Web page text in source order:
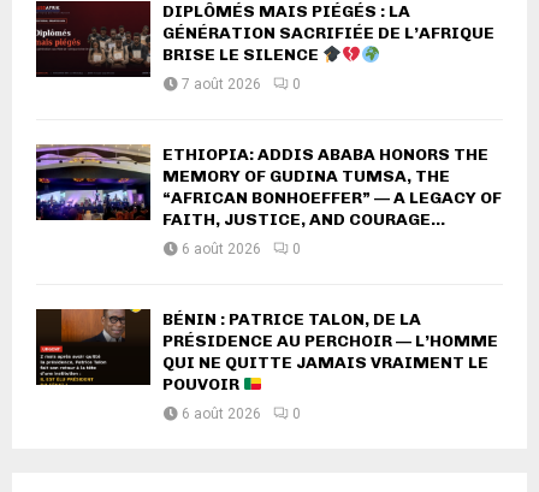
DIPLÔMÉS MAIS PIÉGÉS : LA
GÉNÉRATION SACRIFIÉE DE L’AFRIQUE
BRISE LE SILENCE
7 août 2026 0
ETHIOPIA: ADDIS ABABA HONORS THE
MEMORY OF GUDINA TUMSA, THE
“AFRICAN BONHOEFFER” — A LEGACY OF
FAITH, JUSTICE, AND COURAGE...
6 août 2026 0
BÉNIN : PATRICE TALON, DE LA
PRÉSIDENCE AU PERCHOIR — L’HOMME
QUI NE QUITTE JAMAIS VRAIMENT LE
POUVOIR
6 août 2026 0